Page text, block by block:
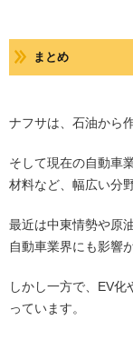
まとめ
ナフサは、石油から
そして現在の自動車
材料など、幅広い分
最近は中東情勢や原
自動車業界にも影響
しかし一方で、EV化
っています。